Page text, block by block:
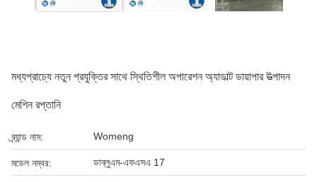
মধ্যপ্রাচ্যে নতুন প্রযুক্তির সাথে স্থিতিশীল অপারেশন অ্যাডাল্ট ডায়াপার উত্পাদন
মেশিন রপ্তানি
ব্র্যান্ড নাম: Womeng
মডেল নম্বর: ডাব্লুএম-এফএসএ 17